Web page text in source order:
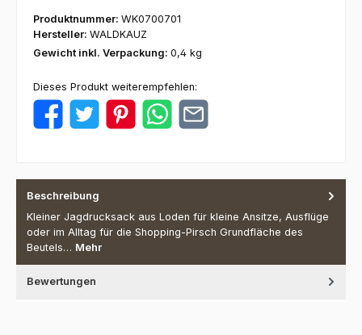
Produktnummer: WK0700701
Hersteller: WALDKAUZ
Gewicht inkl. Verpackung: 0,4 kg
Dieses Produkt weiterempfehlen:
Beschreibung
Kleiner Jagdrucksack aus Loden für kleine Ansitze, Ausflüge
oder im Alltag für die Shopping-Pirsch Grundfläche des
Beutels… Mehr
Bewertungen